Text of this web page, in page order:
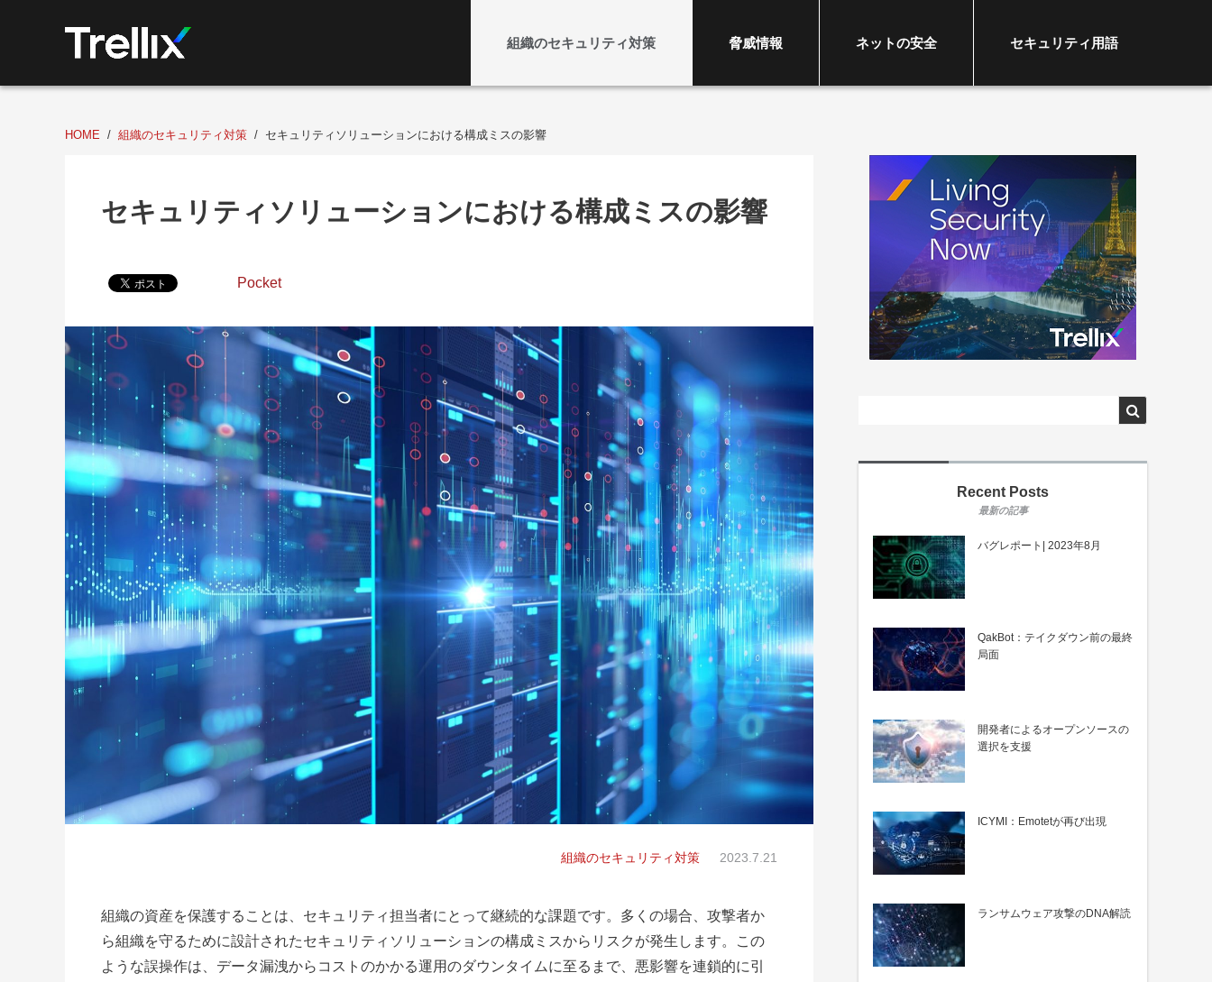
組織のセキュリティ対策 脅威情報 ネットの安全 セキュリティ用語
HOME 組織のセキュリティ対策 セキュリティソリューションにおける構成ミスの影響
セキュリティソリューションにおける構成ミスの影響
Pocket
組織のセキュリティ対策 2023.7.21
組織の資産を保護することは、セキュリティ担当者にとって継続的な課題です。多くの場合、攻撃者か
ら組織を守るために設計されたセキュリティソリューションの構成ミスからリスクが発生します。この
ような誤操作は、データ漏洩からコストのかかる運用のダウンタイムに至るまで、悪影響を連鎖的に引
Recent Posts
バグレポート| 2023年8月
QakBot：テイクダウン前の最終
局面
開発者によるオープンソースの
選択を支援
ICYMI：Emotetが再び出現
ランサムウェア攻撃のDNA解読